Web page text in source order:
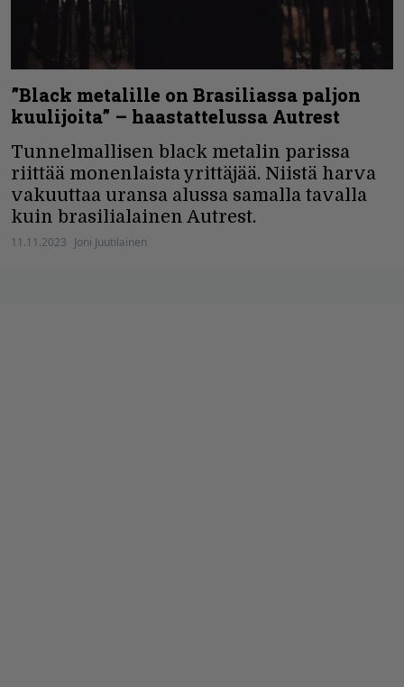
”Black metalille on Brasiliassa paljon
kuulijoita” – haastattelussa Autrest
Tunnelmallisen black metalin parissa
riittää monenlaista yrittäjää. Niistä harva
vakuuttaa uransa alussa samalla tavalla
kuin brasilialainen Autrest.
11.11.2023 Joni Juutilainen